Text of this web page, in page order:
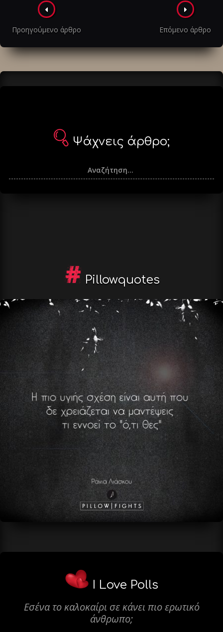
Πλοήγηση
στα
άρθρα
Προηγούμενο άρθρο Επόμενο άρθρο
Ψάχνεις άρθρο;
Pillowquotes
I Love Polls
Εσένα το καλοκαίρι σε κάνει πιο ερωτικό
άνθρωπο;